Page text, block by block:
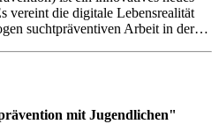
vereint die digitale Lebensrealität
suchtpräventiven Arbeit in der…
mit Jugendlichen"